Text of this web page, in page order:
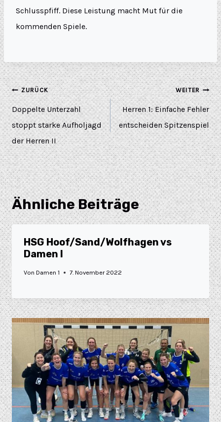
Schlusspfiff. Diese Leistung macht Mut für die
kommenden Spiele.
ZURÜCK
Doppelte Unterzahl
stoppt starke Aufholjagd
der Herren II
WEITER
Herren 1: Einfache Fehler
entscheiden Spitzenspiel
Ähnliche Beiträge
HSG Hoof/Sand/Wolfhagen vs
Damen I
Von Damen 1 7. November 2022